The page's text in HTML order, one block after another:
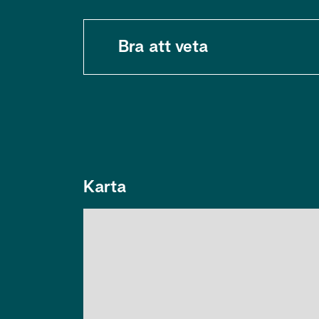
Bra att veta
Karta